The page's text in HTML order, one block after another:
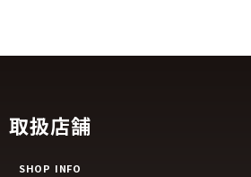
取扱店舗
SHOP INFO